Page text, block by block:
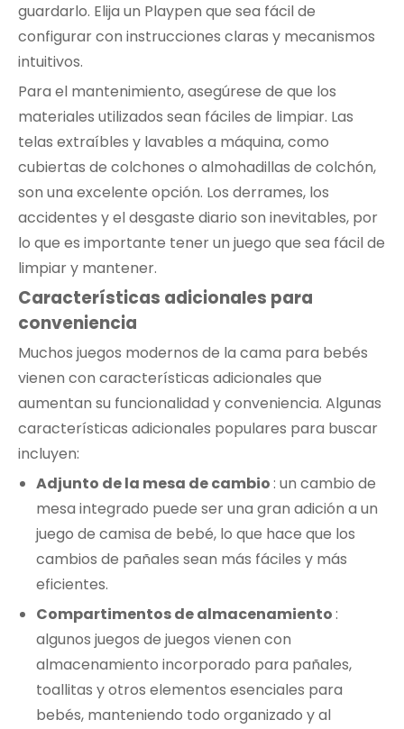
guardarlo. Elija un Playpen que sea fácil de
configurar con instrucciones claras y mecanismos
intuitivos.
Para el mantenimiento, asegúrese de que los
materiales utilizados sean fáciles de limpiar. Las
telas extraíbles y lavables a máquina, como
cubiertas de colchones o almohadillas de colchón,
son una excelente opción. Los derrames, los
accidentes y el desgaste diario son inevitables, por
lo que es importante tener un juego que sea fácil de
limpiar y mantener.
Características adicionales para
conveniencia
Muchos juegos modernos de la cama para bebés
vienen con características adicionales que
aumentan su funcionalidad y conveniencia. Algunas
características adicionales populares para buscar
incluyen:
Adjunto de la mesa de cambio: un cambio de
mesa integrado puede ser una gran adición a un
juego de camisa de bebé, lo que hace que los
cambios de pañales sean más fáciles y más
eficientes.
Compartimentos de almacenamiento:
algunos juegos de juegos vienen con
almacenamiento incorporado para pañales,
toallitas y otros elementos esenciales para
bebés, manteniendo todo organizado y al